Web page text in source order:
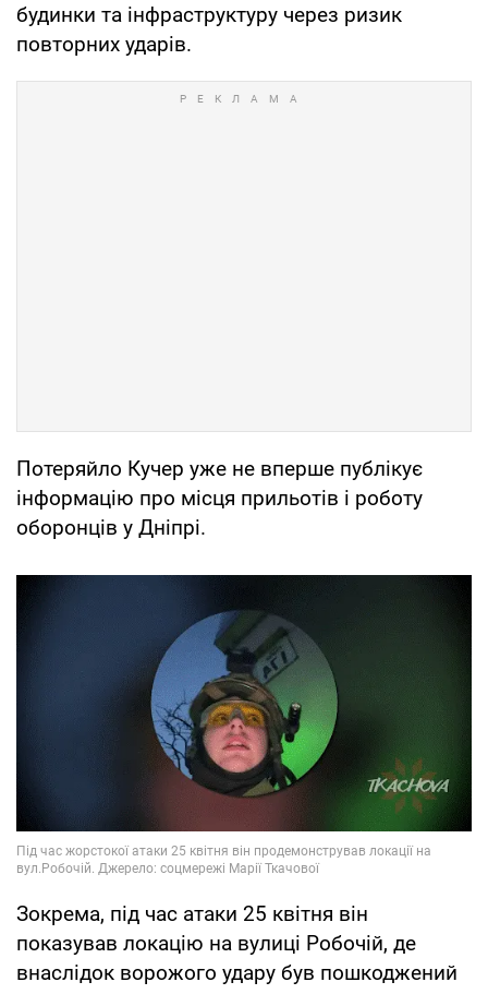
будинки та інфраструктуру через ризик
повторних ударів.
Потеряйло Кучер уже не вперше публікує
інформацію про місця прильотів і роботу
оборонців у Дніпрі.
Зокрема, під час атаки 25 квітня він
показував локацію на вулиці Робочій, де
внаслідок ворожого удару був пошкоджений